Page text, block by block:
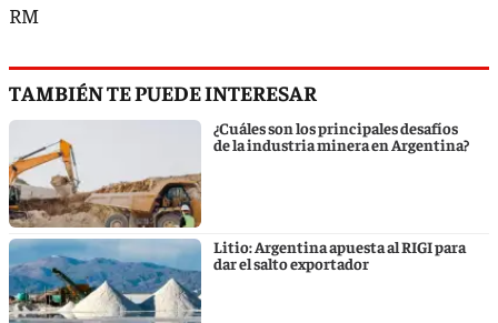
RM
TAMBIÉN TE PUEDE INTERESAR
¿Cuáles son los principales desafíos
de la industria minera en Argentina?
Litio: Argentina apuesta al RIGI para
dar el salto exportador